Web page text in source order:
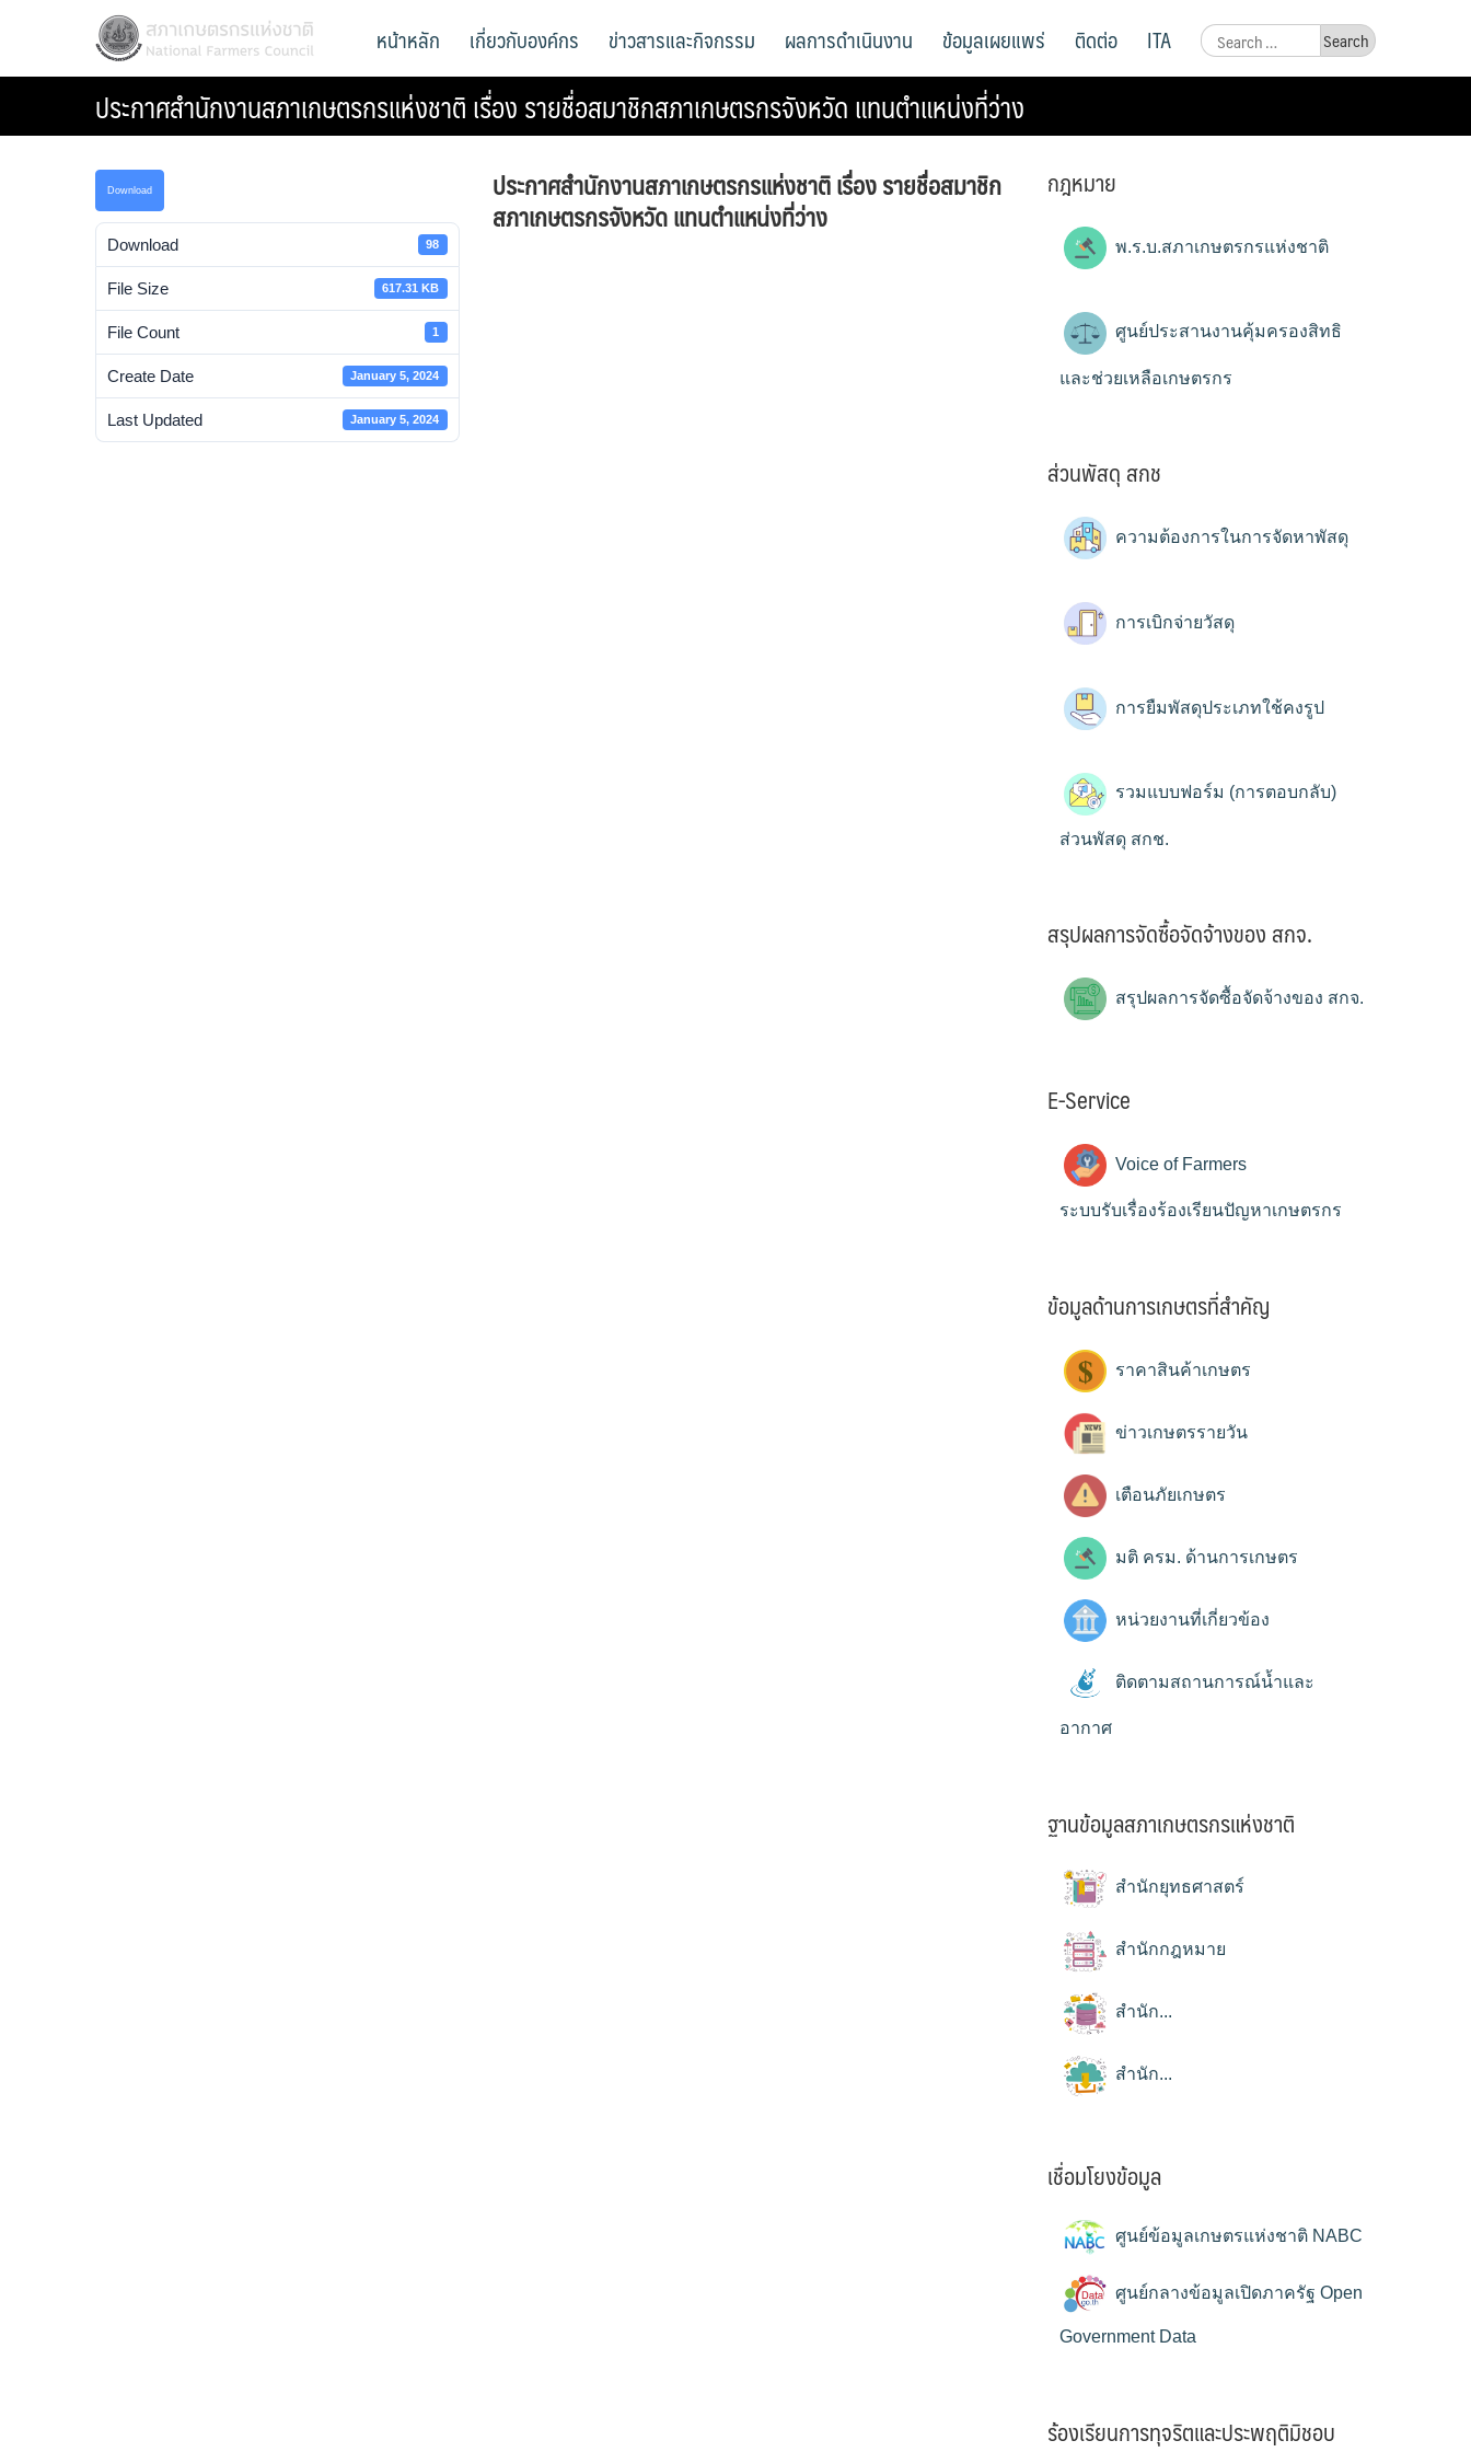
สภาเกษตรกรแห่งชาติ
National Farmers Council
Search
for:
หน้าหลัก เกี่ยวกับองค์กร ข่าวสารและกิจกรรม ผลการดำเนินงาน ข้อมูลเผยแพร่ ติดต่อ ITA
ประกาศสำนักงานสภาเกษตรกรแห่งชาติ เรื่อง รายชื่อสมาชิกสภาเกษตรกรจังหวัด แทนตำแหน่งที่ว่าง
Download
Download 98
File Size 617.31 KB
File Count 1
Create Date January 5, 2024
Last Updated January 5, 2024
ประกาศสำนักงานสภาเกษตรกรแห่งชาติ เรื่อง รายชื่อสมาชิก
สภาเกษตรกรจังหวัด แทนตำแหน่งที่ว่าง
กฎหมาย
พ.ร.บ.สภาเกษตรกรแห่งชาติ
ศูนย์ประสานงานคุ้มครองสิทธิ
และช่วยเหลือเกษตรกร
ส่วนพัสดุ สกช
ความต้องการในการจัดหาพัสดุ
การเบิกจ่ายวัสดุ
การยืมพัสดุประเภทใช้คงรูป
รวมแบบฟอร์ม (การตอบกลับ)
ส่วนพัสดุ สกช.
สรุปผลการจัดซื้อจัดจ้างของ สกจ.
สรุปผลการจัดซื้อจัดจ้างของ สกจ.
E-Service
Voice of Farmers
ระบบรับเรื่องร้องเรียนปัญหาเกษตรกร
ข้อมูลด้านการเกษตรที่สำคัญ
ราคาสินค้าเกษตร
ข่าวเกษตรรายวัน
เตือนภัยเกษตร
มติ ครม. ด้านการเกษตร
หน่วยงานที่เกี่ยวข้อง
ติดตามสถานการณ์น้ำและ
อากาศ
ฐานข้อมูลสภาเกษตรกรแห่งชาติ
สำนักยุทธศาสตร์
สำนักกฎหมาย
สำนัก...
สำนัก...
เชื่อมโยงข้อมูล
ศูนย์ข้อมูลเกษตรแห่งชาติ NABC
ศูนย์กลางข้อมูลเปิดภาครัฐ Open
Government Data
ร้องเรียนการทุจริตและประพฤติมิชอบ